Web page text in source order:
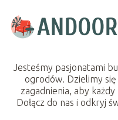
Jesteśmy pasjonatami
ogrodów. Dzielimy się
zagadnienia, aby każdy
Dołącz do nas i odkryj